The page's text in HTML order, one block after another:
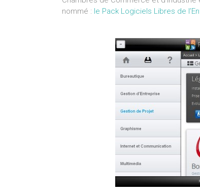
nommé : le Pack Logiciels Libres de